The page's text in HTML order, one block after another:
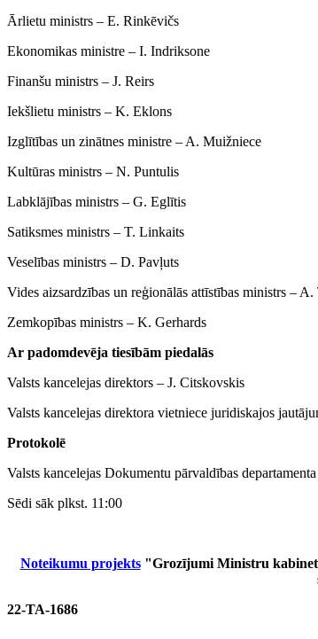
Ārlietu ministrs ‒ E. Rinkēvičs
Ekonomikas ministre ‒ I. Indriksone
Finanšu ministrs ‒ J. Reirs
Iekšlietu ministrs ‒ K. Eklons
Izglītības un zinātnes ministre ‒ A. Muižniece
Kultūras ministrs ‒ N. Puntulis
Labklājības ministrs ‒ G. Eglītis
Satiksmes ministrs ‒ T. Linkaits
Veselības ministrs ‒ D. Pavļuts
Vides aizsardzības un reģionālās attīstības ministrs ‒ A.
Zemkopības ministrs ‒ K. Gerhards
Ar padomdevēja tiesībām piedalās
Valsts kancelejas direktors ‒ J. Citskovskis
Valsts kancelejas direktora vietniece juridiskajos
Protokolē
Valsts kancelejas Dokumentu pārvaldības
Sēdi sāk plkst. 11:00
Noteikumu projekts"Grozījumi Ministru
22-TA-1686